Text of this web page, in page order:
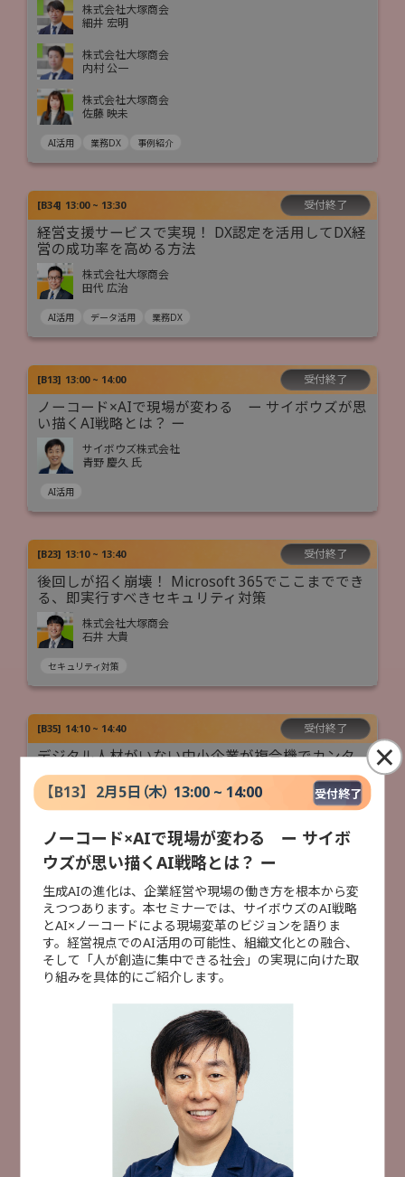
株式会社大塚商会
細井 宏明
株式会社大塚商会
内村 公一
株式会社大塚商会
佐藤 映未
AI活用 業務DX 事例紹介
[B34] 13:00 ~ 13:30 受付終了
経営支援サービスで実現！ DX認定を活用してDX経
営の成功率を高める方法
株式会社大塚商会
田代 広治
AI活用 データ活用 業務DX
[B13] 13:00 ~ 14:00 受付終了
ノーコード×AIで現場が変わる ー サイボウズが思
い描くAI戦略とは？ ー
サイボウズ株式会社
青野 慶久 氏
AI活用
[B23] 13:10 ~ 13:40 受付終了
後回しが招く崩壊！ Microsoft 365でここまででき
る、即実行すべきセキュリティ対策
株式会社大塚商会
石井 大貴
セキュリティ対策
[B35] 14:10 ~ 14:40 受付終了
デジタル人材がいない中小企業が複合機でカンタ
ンに始めるDXとAI活用
株式会社ＮＩコンサルティング
長尾 一洋 氏
業務DX AI活用 データ活用
B24 ] 14:20 ~ 14:50 受付終了
AIやDXを支える！ 現場データ蓄積・活用の最前線
株式会社シムトップス
前川 泰宏 氏
ウイングアーク１ｓｔ株式会社
株式会社大塚商会
データ活用
AI活用 データ活用
セキュリティ対策
ITインフラ整備
建設DX
事例紹介
【B13】 2月5日（木） 13:00 ~ 14:00 受付終了
ノーコード×AIで現場が変わる ー サイボ
ウズが思い描くAI戦略とは？ ー
生成AIの進化は、企業経営や現場の働き方を根本から変
えつつあります。本セミナーでは、サイボウズのAI戦略
とAI×ノーコードによる現場変革のビジョンを語りま
す。経営視点でのAI活用の可能性、組織文化との融合、
そして「人が創造に集中できる社会」の実現に向けた取
り組みを具体的にご紹介します。
×